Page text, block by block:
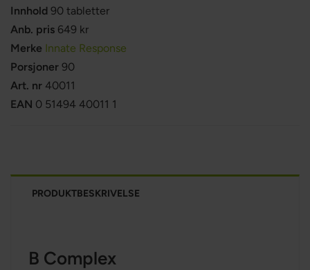
Innhold 90 tabletter
Anb. pris 649 kr
Merke Innate Response
Porsjoner 90
Art. nr 40011
EAN 0 51494 40011 1
PRODUKTBESKRIVELSE
B Complex